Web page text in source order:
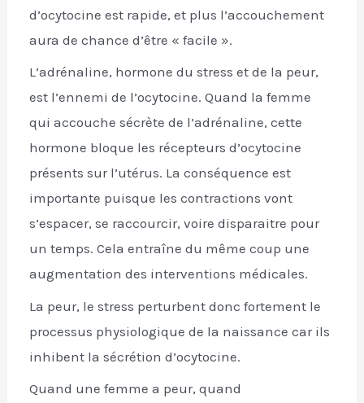
d’ocytocine est rapide, et plus l’accouchement
aura de chance d’être « facile ».
L’adrénaline, hormone du stress et de la peur,
est l’ennemi de l’ocytocine. Quand la femme
qui accouche sécrète de l’adrénaline, cette
hormone bloque les récepteurs d’ocytocine
présents sur l’utérus. La conséquence est
importante puisque les contractions vont
s’espacer, se raccourcir, voire disparaitre pour
un temps. Cela entraîne du même coup une
augmentation des interventions médicales.
La peur, le stress perturbent donc fortement le
processus physiologique de la naissance car ils
inhibent la sécrétion d’ocytocine.
Quand une femme a peur, quand